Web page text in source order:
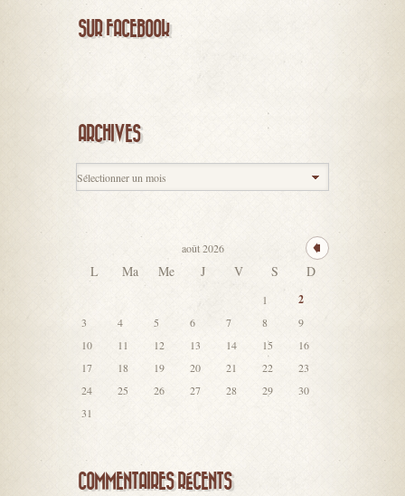
SUR FACEBOOK
ARCHIVES
août 2026
L Ma Me J V S D
1 2
3 4 5 6 7 8
9
10
11 12 13 14 15
16
17
18 19 20 21 22
23
24
25 26 27 28 29
30
31
COMMENTAIRES RÉCENTS